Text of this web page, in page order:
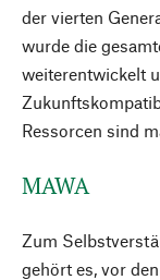
der vierten
wurde die
weiterentwickelt
Ressorcen sind
MAWA
Zum
gehört es, vor